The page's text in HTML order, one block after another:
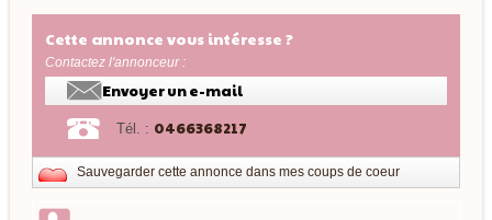
Cette annonce vous intéresse ?
Contactez l'annonceur :
Envoyer un e-mail
Tél. : 0466368217
Sauvegarder cette annonce dans mes coups de coeur